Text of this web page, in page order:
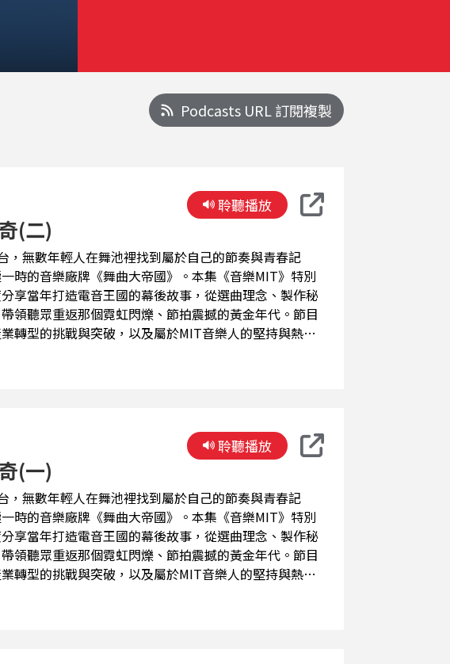
Podcasts URL 訂閱複製
(二)
，無數年輕人在舞池裡找到屬於自己的節奏與青春記
時的音樂廠牌《舞曲大帝國》。本集《音樂MIT》特別
享當年打造電音王國的幕後故事，從選曲理念、製作秘
領聽眾重返那個霓虹閃爍、節拍震撼的黃金年代。節目
轉型的挑戰與突破，以及屬於MIT音樂人的堅持與熱
聆聽播放
(一)
，無數年輕人在舞池裡找到屬於自己的節奏與青春記
時的音樂廠牌《舞曲大帝國》。本集《音樂MIT》特別
享當年打造電音王國的幕後故事，從選曲理念、製作秘
領聽眾重返那個霓虹閃爍、節拍震撼的黃金年代。節目
轉型的挑戰與突破，以及屬於MIT音樂人的堅持與熱
聆聽播放